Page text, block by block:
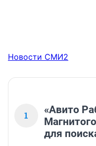
Новости СМИ2
1
«Авито
для